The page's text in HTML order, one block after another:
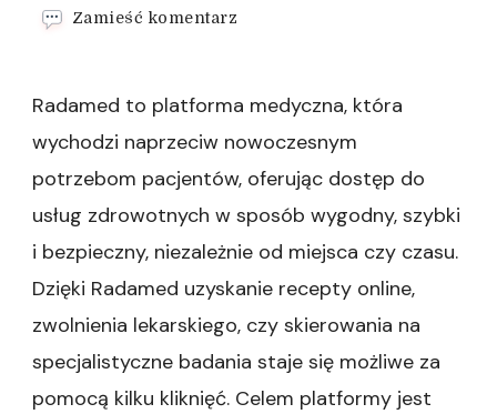
Zamieść komentarz
na
granicą
legalna
absencja
Radamed to platforma medyczna, która
wychodzi naprzeciw nowoczesnym
potrzebom pacjentów, oferując dostęp do
usług zdrowotnych w sposób wygodny, szybki
i bezpieczny, niezależnie od miejsca czy czasu.
Dzięki Radamed uzyskanie recepty online,
zwolnienia lekarskiego, czy skierowania na
specjalistyczne badania staje się możliwe za
pomocą kilku kliknięć. Celem platformy jest